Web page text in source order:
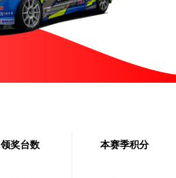
领奖台数 本赛季积分